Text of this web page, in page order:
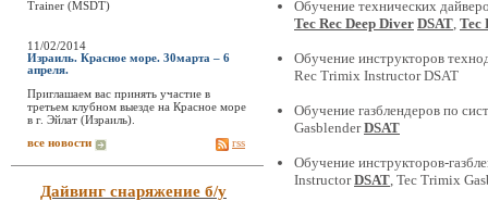
Trainer (MSDT)
11/02/2014
Израиль. Красное море. 30марта – 6
апреля.
Приглашаем вас принять участие в
третьем клубном выезде на Красное море
в г. Эйлат (Израиль).
все новости rss
Дайвинг снаряжение б/у
Обучение технических
Tec Rec Deep Diver DSAT, Tec
Обучение инструкторов
Rec Trimix Instructor DSAT
Обучение газблендеров по
GasblenderDSAT
Обучение инструкторов-
InstructorDSAT, Tec Trimix